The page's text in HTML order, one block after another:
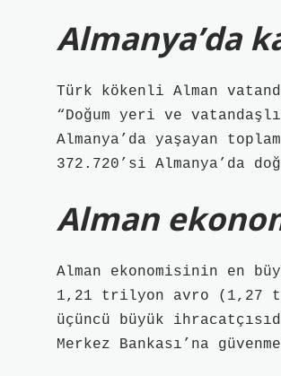
Almanya’da
Türk kökenli Alman
“Doğum yeri ve
Almanya’da yaşayan
372.720’si Almanya’da
Alman
Alman ekonomisinin en
1,21 trilyon avro (1,27
üçüncü büyük
Merkez Bankası’na